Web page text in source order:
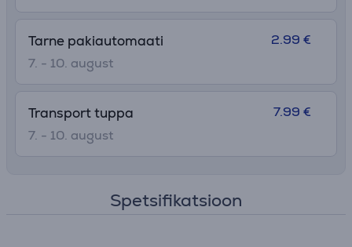
Tarne pakiautomaati
7. - 10. august
2.99 €
Transport tuppa
7. - 10. august
7.99 €
Spetsifikatsioon